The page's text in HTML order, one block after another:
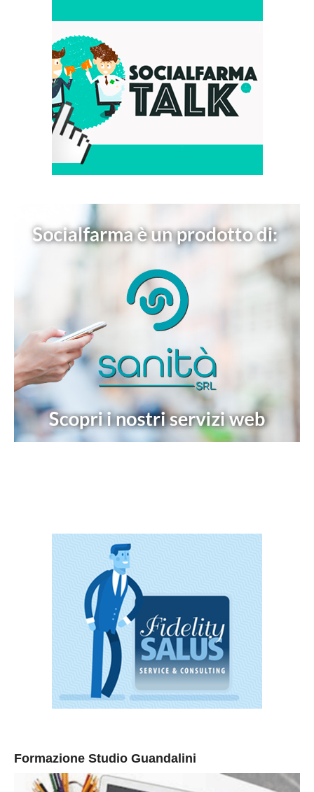
Formazione Studio Guandalini